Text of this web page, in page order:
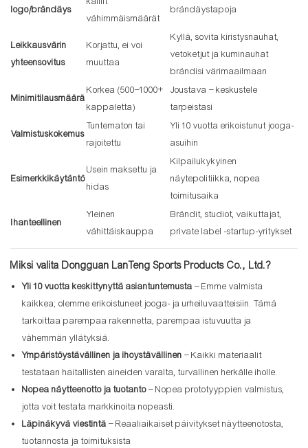
logo/brändäys
vähimmäismäärät
brändäystapoja
Leikkausvärin
yhteensovitus
Korjattu, ei voi
muuttaa
Kyllä, sovita kiristysnauhat,
vetoketjut ja kuminauhat
brändisi värimaailmaan
Minimitilausmäärä
Korkea (500–1000+
kappaletta)
Joustava – keskustele
tarpeistasi
Valmistuskokemus
Tuntematon tai
rajoitettu
Yli 10 vuotta erikoistunut jooga-
asuihin
Esimerkkikäytäntö
Usein maksettu ja
hidas
Kilpailukykyinen
näytepolitiikka, nopea
toimitusaika
Ihanteellinen
Yleinen
vähittäiskauppa
Brändit, studiot, vaikuttajat,
private label -startup-yritykset
Miksi valita Dongguan LanTeng Sports Products Co., Ltd.?
Yli 10 vuotta keskittynyttä asiantuntemusta – Emme valmista
kaikkea; olemme erikoistuneet jooga- ja urheiluvaatteisiin. Tämä
tarkoittaa parempaa rakennetta, parempaa istuvuutta ja
vähemmän yllätyksiä.
Ympäristöystävällinen ja ihoystävällinen – Kaikki materiaalit
testataan haitallisten aineiden varalta, turvallinen herkälle iholle.
Nopea näytteenotto ja tuotanto– Nopea prototyyppien valmistus,
jotta voit testata markkinoita nopeasti.
Läpinäkyvä viestintä – Reaaliaikaiset päivitykset näytteenotosta,
tuotannosta ja toimituksista